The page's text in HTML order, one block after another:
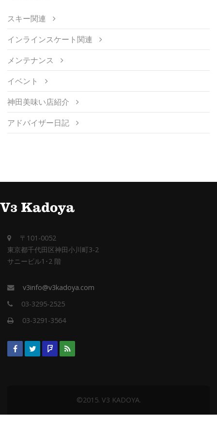
スキー関連
インラインスケート関連
メンテナンス
イベント
神田美味い店紹介
アドバイザー日記
〒101-0052
東京都千代田区神田小川町3-2
サニービル1･2 階
v3info@v3kadoya.com
03-3295-2525
03-3291-3564
©2015. V3 KADOYA.